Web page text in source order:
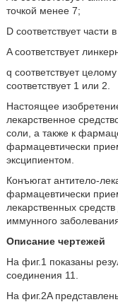
точкой менее 7;
D соответствует части
A соответствует
q соответствует
соответствует 1 или 2.
Настоящее
лекарственное
соли, а также к
фармацевтически
эксципиентом.
Конъюгат антитело-
фармацевтически
лекарственных
иммунного
Описание чертежей
На фиг.1 показаны
соединения 11.
На фиг.2A